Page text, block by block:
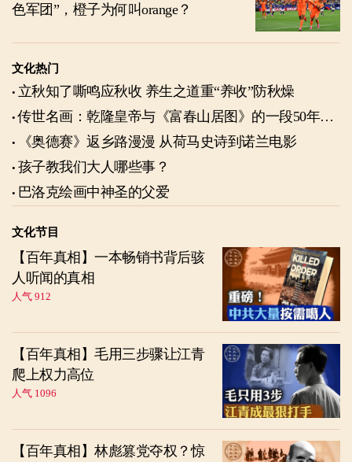
色军团”，橙子为何叫orange？
文化热门
立秋知了嘶鸣应秋收 养生之道重“养收”防秋燥
传世名画：乾隆皇帝与《富春山居图》的一段50年奇
缘 《奥德赛》返乡路漫漫 从荷马史诗到诺兰电影
孩子教我们大人哪些事？
巴洛克绘画中神圣的父爱
文化节目
【百年真相】一本畅销书背后骇
人听闻的真相
人气 912
【百年真相】毛用三步骤让江青
爬上权力高位
人气 1096
【百年真相】林彪篡党夺权？惊